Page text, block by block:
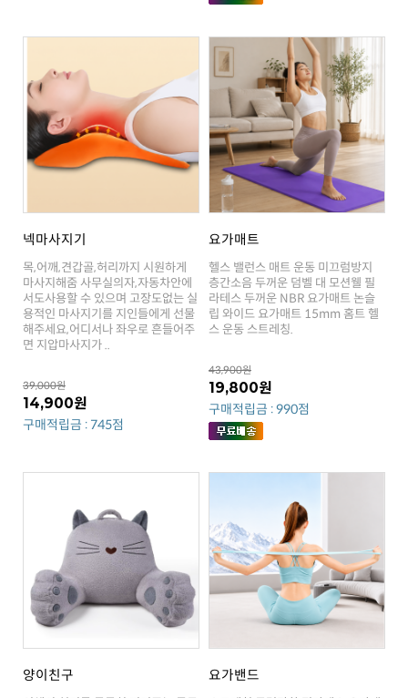
넥마사지기
면 지압마사지가 ..
39,000원
14,900원
구매적립금 : 745점
요가매트
스 운동 스트레칭.
43,900원
19,800원
구매적립금 : 990점
양이친구 요가밴드